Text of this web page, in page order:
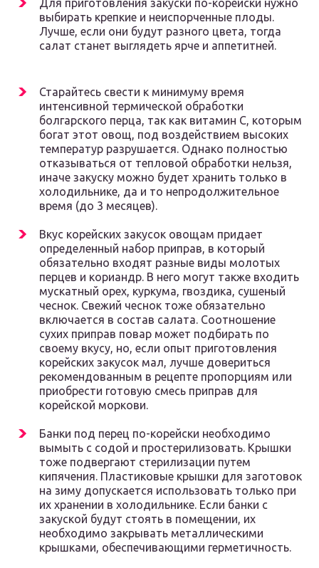
Для приготовления закуски по-корейски нужно
выбирать крепкие и неиспорченные плоды.
Лучше, если они будут разного цвета, тогда
салат станет выглядеть ярче и аппетитней.
Старайтесь свести к минимуму время
интенсивной термической обработки
болгарского перца, так как витамин С, которым
богат этот овощ, под воздействием высоких
температур разрушается. Однако полностью
отказываться от тепловой обработки нельзя,
иначе закуску можно будет хранить только в
холодильнике, да и то непродолжительное
время (до 3 месяцев).
Вкус корейских закусок овощам придает
определенный набор приправ, в который
обязательно входят разные виды молотых
перцев и кориандр. В него могут также входить
мускатный орех, куркума, гвоздика, сушеный
чеснок. Свежий чеснок тоже обязательно
включается в состав салата. Соотношение
сухих приправ повар может подбирать по
своему вкусу, но, если опыт приготовления
корейских закусок мал, лучше довериться
рекомендованным в рецепте пропорциям или
приобрести готовую смесь приправ для
корейской моркови.
Банки под перец по-корейски необходимо
вымыть с содой и простерилизовать. Крышки
тоже подвергают стерилизации путем
кипячения. Пластиковые крышки для заготовок
на зиму допускается использовать только при
их хранении в холодильнике. Если банки с
закуской будут стоять в помещении, их
необходимо закрывать металлическими
крышками, обеспечивающими герметичность.